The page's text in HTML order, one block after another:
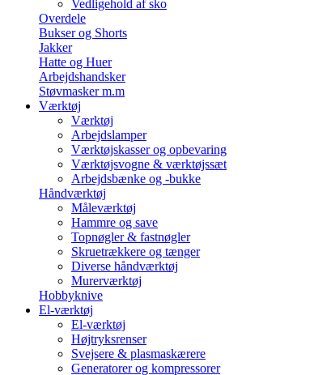
Vedligehold af sko
Overdele
Bukser og Shorts
Jakker
Hatte og Huer
Arbejdshandsker
Støvmasker m.m
Værktøj
Værktøj
Arbejdslamper
Værktøjskasser og opbevaring
Værktøjsvogne & værktøjssæt
Arbejdsbænke og -bukke
Håndværktøj
Måleværktøj
Hammre og save
Topnøgler & fastnøgler
Skruetrækkere og tænger
Diverse håndværktøj
Murerværktøj
Hobbyknive
El-værktøj
El-værktøj
Højtryksrenser
Svejsere & plasmaskærere
Generatorer og kompressorer